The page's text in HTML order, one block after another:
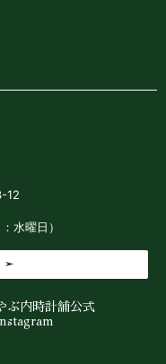
12
水曜日）
ぶ内時計舗公式